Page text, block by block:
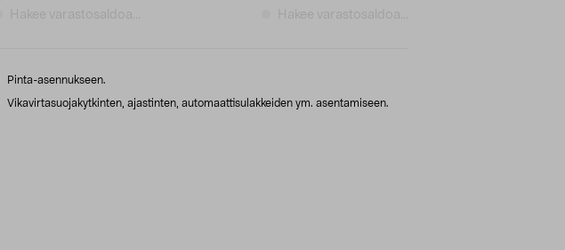
Hakee varastosaldoa...
Hakee varastosaldoa...
Pinta-asennukseen.
Vikavirtasuojakytkinten, ajastinten, automaattisulakkeiden ym. asentamiseen.